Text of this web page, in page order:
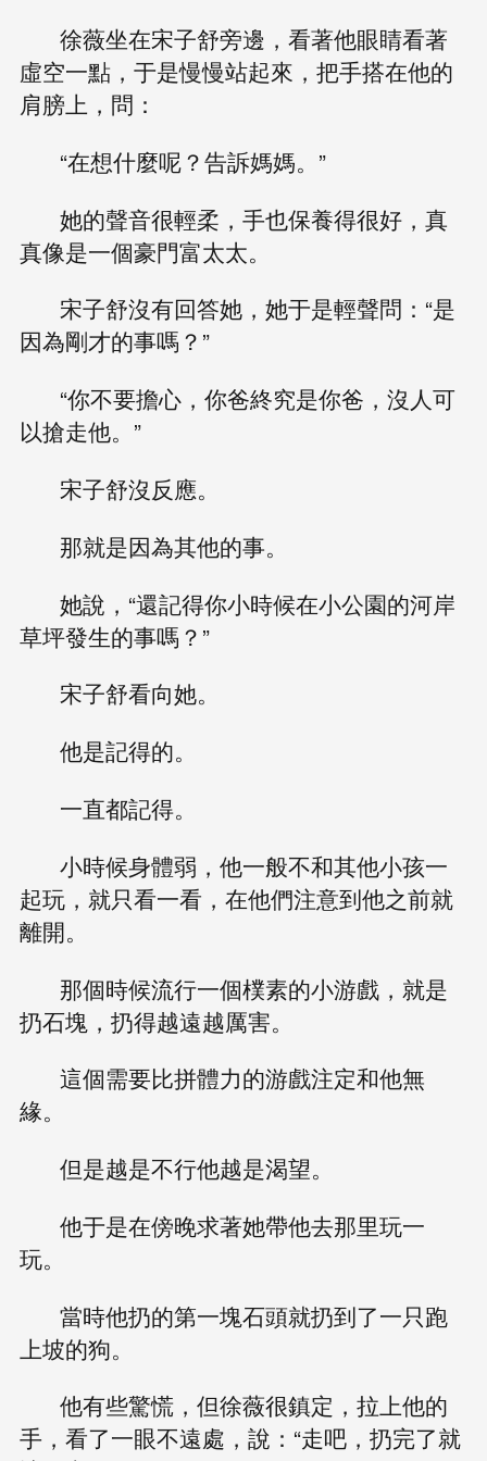
徐薇坐在宋子舒旁邊，看著他眼睛看著
虛空一點，于是慢慢站起來，把手搭在他的
肩膀上，問：
“在想什麼呢？告訴媽媽。”
她的聲音很輕柔，手也保養得很好，真
真像是一個豪門富太太。
宋子舒沒有回答她，她于是輕聲問：“是
因為剛才的事嗎？”
“你不要擔心，你爸終究是你爸，沒人可
以搶走他。”
宋子舒沒反應。
那就是因為其他的事。
她說，“還記得你小時候在小公園的河岸
草坪發生的事嗎？”
宋子舒看向她。
他是記得的。
一直都記得。
小時候身體弱，他一般不和其他小孩一
起玩，就只看一看，在他們注意到他之前就
離開。
那個時候流行一個樸素的小游戲，就是
扔石塊，扔得越遠越厲害。
這個需要比拼體力的游戲注定和他無
緣。
但是越是不行他越是渴望。
他于是在傍晚求著她帶他去那里玩一
玩。
當時他扔的第一塊石頭就扔到了一只跑
上坡的狗。
他有些驚慌，但徐薇很鎮定，拉上他的
手，看了一眼不遠處，說：“走吧，扔完了就